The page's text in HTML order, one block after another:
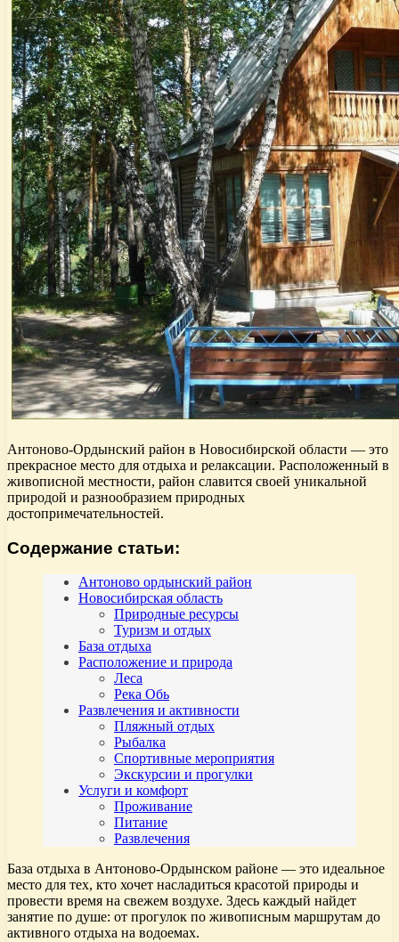
Антоново-Ордынский район в Новосибирской области — это
прекрасное место для отдыха и релаксации. Расположенный в
живописной местности, район славится своей уникальной
природой и разнообразием природных
достопримечательностей.
Содержание статьи:
Антоново ордынский район
Новосибирская область
Природные ресурсы
Туризм и отдых
База отдыха
Расположение и природа
Леса
Река Обь
Развлечения и активности
Пляжный отдых
Рыбалка
Спортивные мероприятия
Экскурсии и прогулки
Услуги и комфорт
Проживание
Питание
Развлечения
База отдыха в Антоново-Ордынском районе — это идеальное
место для тех, кто хочет насладиться красотой природы и
провести время на свежем воздухе. Здесь каждый найдет
занятие по душе: от прогулок по живописным маршрутам до
активного отдыха на водоемах.